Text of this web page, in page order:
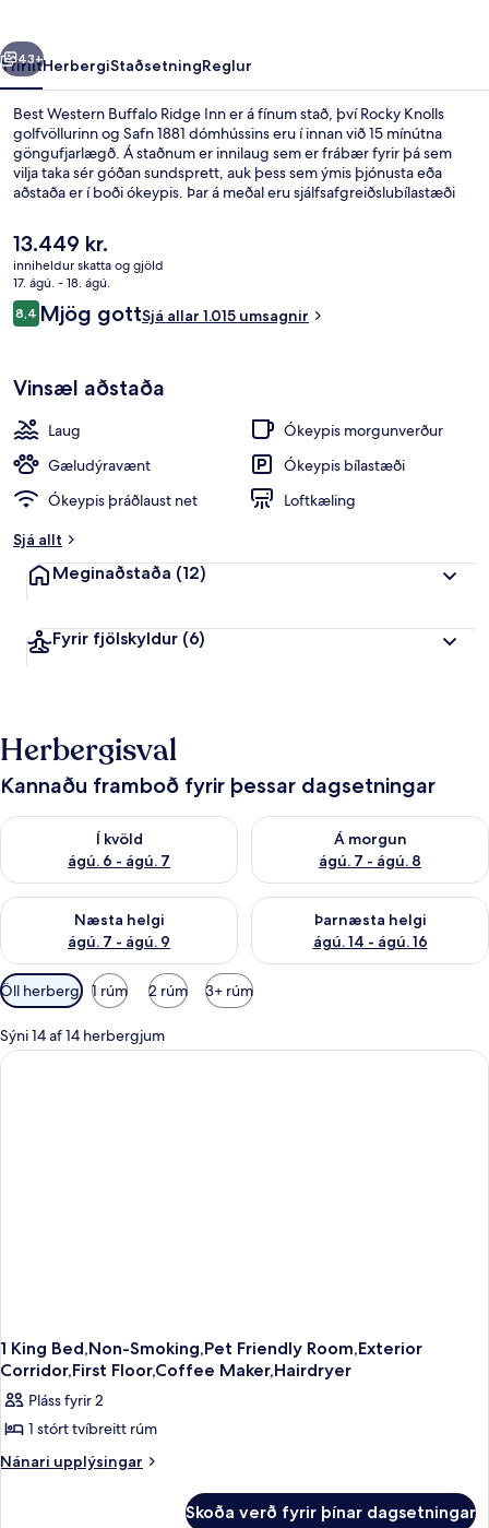
Næsta
43+
YfirlitHerbergiStaðsetningReglur
Best Western Buffalo Ridge Inn er á fínum stað, því Rocky Knolls
golfvöllurinn og Safn 1881 dómhússins eru í innan við 15 mínútna
göngufjarlægð. Á staðnum er innilaug sem er frábær fyrir þá sem
vilja taka sér góðan sundsprett, auk þess sem ýmis þjónusta eða
aðstaða er í boði ókeypis. Þar á meðal eru sjálfsafgreiðslubílastæði
09:00). Verönd og garður eru einnig á svæðinu auk þess sem
herbergin skarta ýmsum öðrum þægindum. Þar á meðal eru ísskápar
og örbylgjuofnar. Hjálpsamt starfsfólk og morgunverðurinn eru
meðal helstu kosta gististaðarins að mati ferðamanna sem hafa
heimsótt hann.
Núverandi
verð
er
13.449 kr.
13.449 kr.
inniheldur skatta og gjöld
17. ágú. - 18. ágú.
Umsagnir
8,48,4 af 10
Mjög gottSjá allar 1.015 umsagnir
Vinsæl aðstaða
Laug
Ókeypis morgunverður
Gæludýravænt
Ókeypis bílastæði
Ókeypis þráðlaust net
Loftkæling
Sjá allt
Meginaðstaða (12)
Fyrir fjölskyldur (6)
Herbergisval
Kannaðu framboð fyrir þessar dagsetningar
Í kvöld
ágú. 6 - ágú. 7
Athuga framboð í kvöld ágú. 6 - ágú. 7
Á morgun
ágú. 7 - ágú. 8
Athuga framboð á morgun
Næsta helgi
ágú. 7 - ágú. 9
Athuga framboð næstu helgi ágú. 7 - ágú. 9
Þarnæsta helgi
ágú. 14 - ágú. 16
Athuga framboð þarnæstu
Síur
í
boði
fyrir
Öll herbergi 1 rúm 2 rúm 3+ rúm
Sýni 14 af 14 herbergjum
1 King Bed,Non-Smoking,Pet Friendly Room,Exterior
Corridor,First Floor,Coffee Maker,Hairdryer
Pláss fyrir 2
1 stórt tvíbreitt rúm
Nánari upplýsingar
Nánari
Skoða verð fyrir þínar dagsetningar